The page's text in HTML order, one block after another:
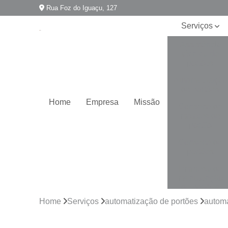
Rua Foz do Iguaçu, 127
Home Empresa Missão
Serviços
de portões
Empresa para
Home Serviços automatização de portões